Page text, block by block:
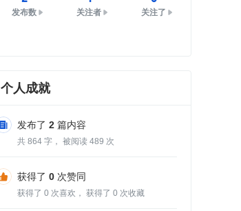
发布数 关注者 关注了
个人成就
发布了 2 篇内容
共 864 字， 被阅读 489 次
获得了 0 次赞同
获得了 0 次喜欢， 获得了 0 次收藏